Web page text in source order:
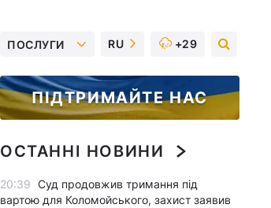
ПОСЛУГИ RU +29
ПІДТРИМАЙТЕ НАС
ОСТАННІ НОВИНИ
20:39 Суд продовжив тримання під
вартою для Коломойського, захист заявив